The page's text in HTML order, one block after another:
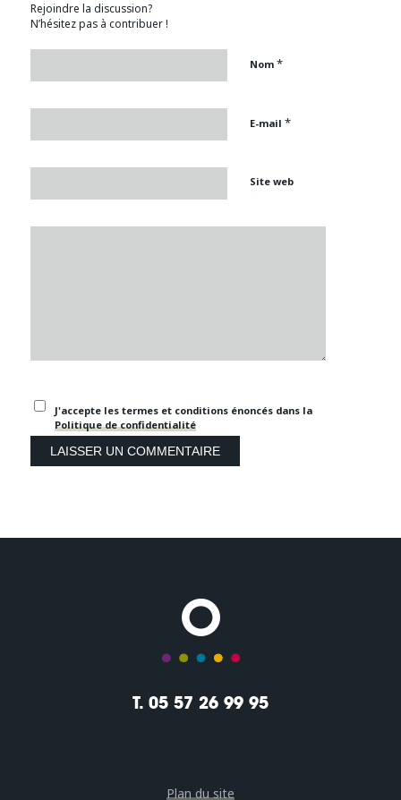
Rejoindre la discussion?
N’hésitez pas à contribuer !
Nom *
E-mail *
Site web
J'accepte les termes et conditions énoncés dans la
Politique de confidentialité
T. 05 57 26 99 95
Plan du site